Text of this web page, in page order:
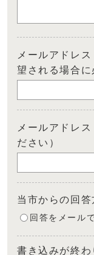
メールアドレ
望される場合
メールアドレ
ださい）
当市からの回答
回答をメール
書き込みが終